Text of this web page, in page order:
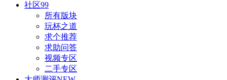
社区99
所有版块
玩杯之道
求个推荐
求助问答
视频专区
二手专区